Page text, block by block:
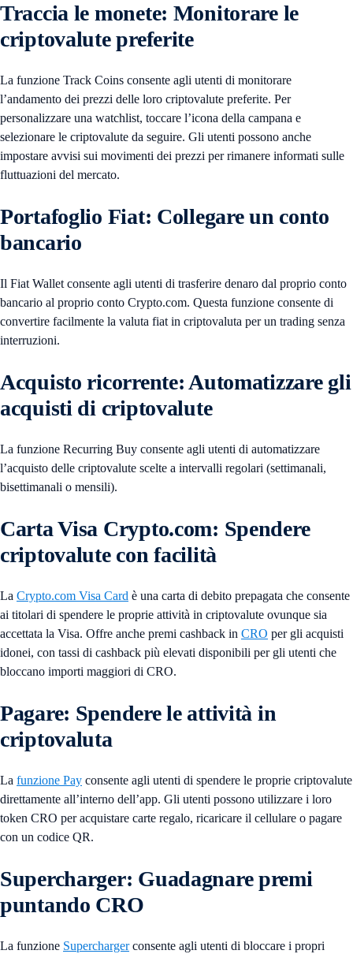
Traccia le monete: Monitorare le
criptovalute preferite
La funzione Track Coins consente agli utenti di monitorare
l’andamento dei prezzi delle loro criptovalute preferite. Per
personalizzare una watchlist, toccare l’icona della campana e
selezionare le criptovalute da seguire. Gli utenti possono anche
impostare avvisi sui movimenti dei prezzi per rimanere informati sulle
fluttuazioni del mercato.
Portafoglio Fiat: Collegare un conto
bancario
Il Fiat Wallet consente agli utenti di trasferire denaro dal proprio conto
bancario al proprio conto Crypto.com. Questa funzione consente di
convertire facilmente la valuta fiat in criptovaluta per un trading senza
interruzioni.
Acquisto ricorrente: Automatizzare gli
acquisti di criptovalute
La funzione Recurring Buy consente agli utenti di automatizzare
l’acquisto delle criptovalute scelte a intervalli regolari (settimanali,
bisettimanali o mensili).
Carta Visa Crypto.com: Spendere
criptovalute con facilità
La Crypto.com Visa Card è una carta di debito prepagata che consente
ai titolari di spendere le proprie attività in criptovalute ovunque sia
accettata la Visa. Offre anche premi cashback in CRO per gli acquisti
idonei, con tassi di cashback più elevati disponibili per gli utenti che
bloccano importi maggiori di CRO.
Pagare: Spendere le attività in
criptovaluta
La funzione Pay consente agli utenti di spendere le proprie criptovalute
direttamente all’interno dell’app. Gli utenti possono utilizzare i loro
token CRO per acquistare carte regalo, ricaricare il cellulare o pagare
con un codice QR.
Supercharger: Guadagnare premi
puntando CRO
La funzione Superchargerconsente agli utenti di bloccare i propri